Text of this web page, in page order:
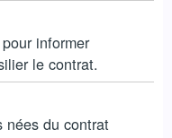
informer
le contrat.
nées du contrat